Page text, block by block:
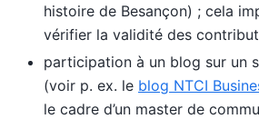
histoire de Besançon) ; cela
vérifier la validité des
participation à un blog sur un
(voir p. ex. le blog NTCI
le cadre d’un master de